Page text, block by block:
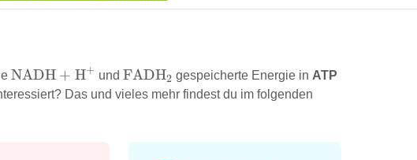
\ce{NADH
+ H+}
NADH + HX
+ und \ce{FADH2}
FADHX
2 gespeicherte Energie in ATP
Das und vieles mehr findest du im folgenden